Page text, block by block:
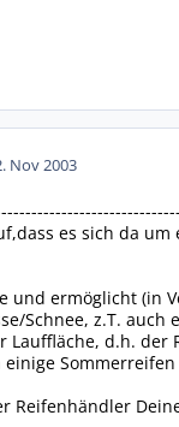
Nov 2003
es sich da
und ermöglicht (in
Schnee, z.T.
Lauffläche, d.h.
Reifenhändler